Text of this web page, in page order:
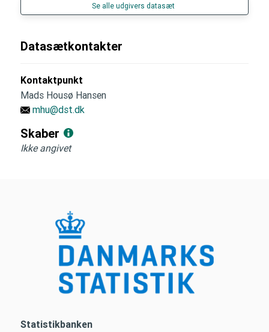
Se alle udgivers datasæt
Datasætkontakter
Kontaktpunkt
Mads Housø Hansen
mhu@dst.dk
Skaber
Ikke angivet
Statistikbanken